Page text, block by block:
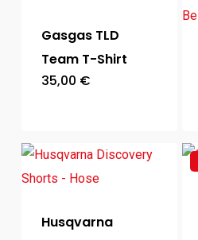
Gasgas TLD
Team T-Shirt
35,00 €
Husqvarna